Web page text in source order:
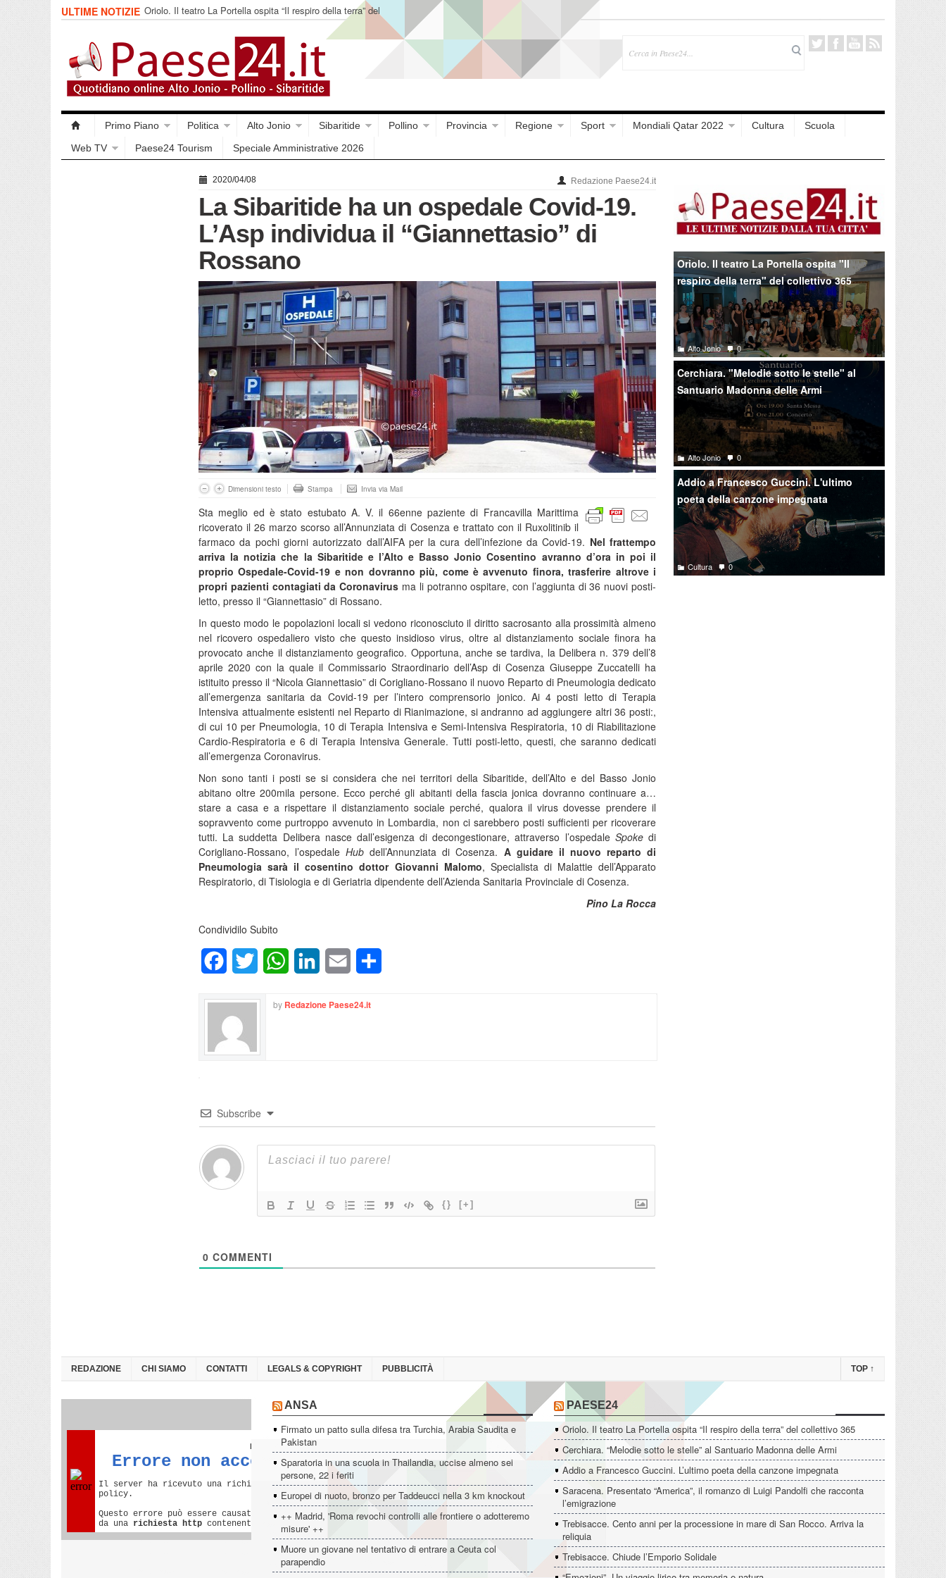
ULTIME NOTIZIE Oriolo. Il teatro La Portella ospita “Il respiro della terra” del
collettivo 365
Primo Piano Politica Alto Jonio Sibaritide Pollino Provincia Regione Sport Mondiali Qatar 2022 Cultura
Scuola
Web TV
Paese24 Tourism Speciale Amministrative 2026
2020/04/08 Redazione Paese24.it
La Sibaritide ha un ospedale Covid-19.
L’Asp individua il “Giannettasio” di
Rossano
Dimensioni testo Stampa Invia via Mail
Sta meglio ed è stato estubato A. V. il 66enne paziente di Francavilla Marittima
ricoverato il 26 marzo scorso all’Annunziata di Cosenza e trattato con il Ruxolitinib il
farmaco da pochi giorni autorizzato dall’AIFA per la cura dell’infezione da Covid-19. Nel frattempo
arriva la notizia che la Sibaritide e l’Alto e Basso Jonio Cosentino avranno d’ora in poi il
proprio Ospedale-Covid-19 e non dovranno più, come è avvenuto finora, trasferire altrove i
propri pazienti contagiati da Coronavirus ma li potranno ospitare, con l’aggiunta di 36 nuovi posti-
letto, presso il “Giannettasio” di Rossano.
In questo modo le popolazioni locali si vedono riconosciuto il diritto sacrosanto alla prossimità almeno
nel ricovero ospedaliero visto che questo insidioso virus, oltre al distanziamento sociale finora ha
provocato anche il distanziamento geografico. Opportuna, anche se tardiva, la Delibera n. 379 dell’8
aprile 2020 con la quale il Commissario Straordinario dell’Asp di Cosenza Giuseppe Zuccatelli ha
istituito presso il “Nicola Giannettasio” di Corigliano-Rossano il nuovo Reparto di Pneumologia dedicato
all’emergenza sanitaria da Covid-19 per l’intero comprensorio jonico. Ai 4 posti letto di Terapia
Intensiva attualmente esistenti nel Reparto di Rianimazione, si andranno ad aggiungere altri 36 posti:,
di cui 10 per Pneumologia, 10 di Terapia Intensiva e Semi-Intensiva Respiratoria, 10 di Riabilitazione
Cardio-Respiratoria e 6 di Terapia Intensiva Generale. Tutti posti-letto, questi, che saranno dedicati
all’emergenza Coronavirus.
Non sono tanti i posti se si considera che nei territori della Sibaritide, dell’Alto e del Basso Jonio
abitano oltre 200mila persone. Ecco perché gli abitanti della fascia jonica dovranno continuare a…
stare a casa e a rispettare il distanziamento sociale perché, qualora il virus dovesse prendere il
sopravvento come purtroppo avvenuto in Lombardia, non ci sarebbero posti sufficienti per ricoverare
tutti. La suddetta Delibera nasce dall’esigenza di decongestionare, attraverso l’ospedale Spokedi
Corigliano-Rossano, l’ospedale Hubdell’Annunziata di Cosenza. A guidare il nuovo reparto di
Pneumologia sarà il cosentino dottor Giovanni Malomo, Specialista di Malattie dell’Apparato
Respiratorio, di Tisiologia e di Geriatria dipendente dell’Azienda Sanitaria Provinciale di Cosenza.
Pino La Rocca
Condividilo Subito
FacebookTwitter WhatsAppLinkedInEmail
by Redazione Paese24.it
Subscribe
{} [+]
0 COMMENTI
Oriolo. Il teatro La Portella ospita "Il
respiro della terra" del collettivo 365
Alto Jonio 0
Cerchiara. "Melodie sotto le stelle" al
Santuario Madonna delle Armi
Alto Jonio 0
Addio a Francesco Guccini. L'ultimo
poeta della canzone impegnata
Cultura 0
REDAZIONE CHI SIAMO CONTATTI LEGALS & COPYRIGHT PUBBLICITÀ TOP ↑
ANSA
Firmato un patto sulla difesa tra Turchia, Arabia Saudita e
Pakistan
Sparatoria in una scuola in Thailandia, uccise almeno sei
persone, 22 i feriti
Europei di nuoto, bronzo per Taddeucci nella 3 km knockout
++ Madrid, 'Roma revochi controlli alle frontiere o adotteremo
misure' ++
Muore un giovane nel tentativo di entrare a Ceuta col
parapendio
PAESE24
Oriolo. Il teatro La Portella ospita “Il respiro della terra” del collettivo 365
Cerchiara. “Melodie sotto le stelle” al Santuario Madonna delle Armi
Addio a Francesco Guccini. L’ultimo poeta della canzone impegnata
Saracena. Presentato “America”, il romanzo di Luigi Pandolfi che racconta
l’emigrazione
Trebisacce. Cento anni per la processione in mare di San Rocco. Arriva la
reliquia
Trebisacce. Chiude l’Emporio Solidale